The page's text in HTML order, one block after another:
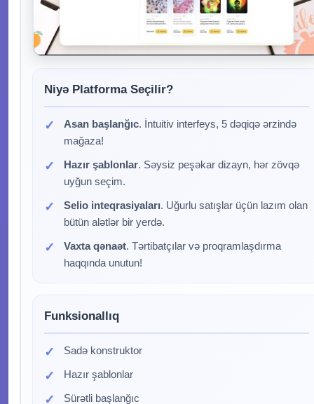
Niyə Platforma Seçilir?
Asan başlanğıc. İntuitiv interfeys, 5 dəqiqə ərzində
mağaza!
Hazır şablonlar. Səysiz peşəkar dizayn, hər zövqə
uyğun seçim.
Selio inteqrasiyaları. Uğurlu satışlar üçün lazım olan
bütün alətlər bir yerdə.
Vaxta qənaət. Tərtibatçılar və proqramlaşdırma
haqqında unutun!
Funksionallıq
Sadə konstruktor
Hazır şablonlar
Sürətli başlanğıc